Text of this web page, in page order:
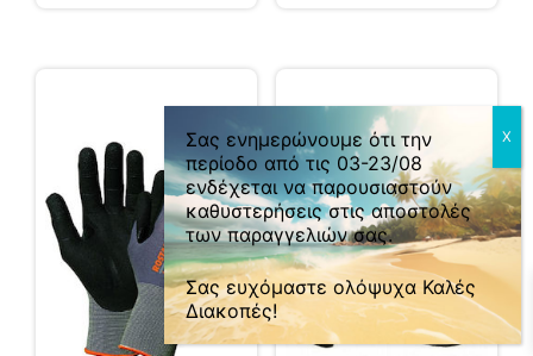
Σας ενημερώνουμε ότι την
περίοδο από τις 03-23/08
ενδέχεται να παρουσιαστούν
καθυστερήσεις στις αποστολές
των παραγγελιών σας.
Σας ευχόμαστε ολόψυχα Καλές
Διακοπές!